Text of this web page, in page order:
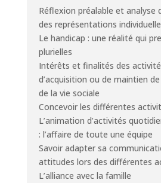
Réflexion préalable et analyse
des représentations
Le handicap : une réalité qui
plurielles
Intérêts et finalités des
d’acquisition ou de maintien
de la vie sociale
Concevoir les différentes
L’animation d’activités
: l’affaire de toute une équipe
Savoir adapter sa
attitudes lors des différentes
L’alliance avec la famille